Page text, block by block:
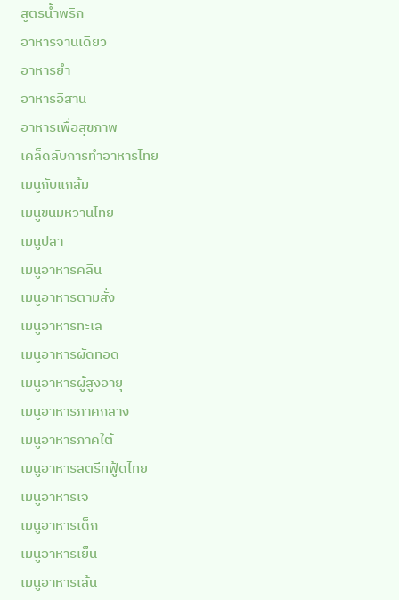
สูตรน้ำพริก
อาหารจานเดียว
อาหารยำ
อาหารอีสาน
อาหารเพื่อสุขภาพ
เคล็ดลับการทำอาหารไทย
เมนูกับแกล้ม
เมนูขนมหวานไทย
เมนูปลา
เมนูอาหารคลีน
เมนูอาหารตามสั่ง
เมนูอาหารทะเล
เมนูอาหารผัดทอด
เมนูอาหารผู้สูงอายุ
เมนูอาหารภาคกลาง
เมนูอาหารภาคใต้
เมนูอาหารสตรีทฟู้ดไทย
เมนูอาหารเจ
เมนูอาหารเด็ก
เมนูอาหารเย็น
เมนูอาหารเส้น